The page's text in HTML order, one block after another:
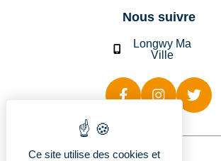
Nous suivre
Longwy Ma
Ville
Ce site utilise des cookies et